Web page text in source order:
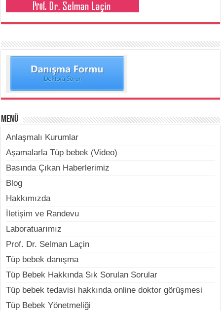
Menü
Anlaşmalı Kurumlar
Aşamalarla Tüp bebek (Video)
Basında Çıkan Haberlerimiz
Blog
Hakkımızda
İletişim ve Randevu
Laboratuarımız
Prof. Dr. Selman Laçin
Tüp bebek danışma
Tüp Bebek Hakkında Sık Sorulan Sorular
Tüp bebek tedavisi hakkında online doktor görüşmesi
Tüp Bebek Yönetmeliği